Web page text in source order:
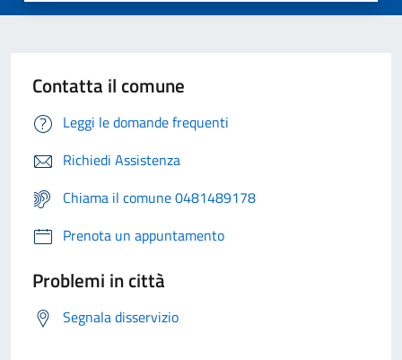
Contatta il comune
Leggi le domande frequenti
Richiedi Assistenza
Chiama il comune 0481489178
Prenota un appuntamento
Problemi in città
Segnala disservizio